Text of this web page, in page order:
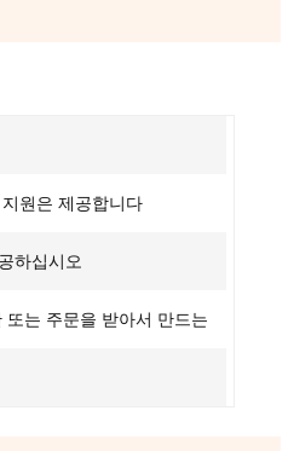
원은 제공합니다
하십시오
또는 주문을 받아서 만드는